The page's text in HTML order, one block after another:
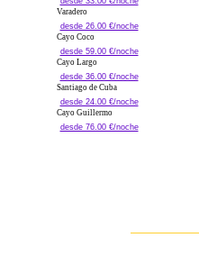
Varadero
desde 26.00 €/noche
Cayo Coco
desde 59.00 €/noche
Cayo Largo
desde 36.00 €/noche
Santiago de Cuba
desde 24.00 €/noche
Cayo Guillermo
desde 76.00 €/noche